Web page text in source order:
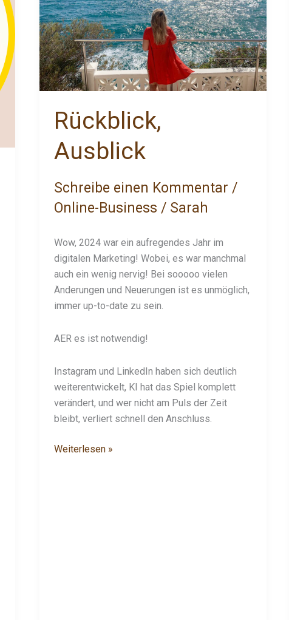
Rückblick,
Ausblick
Schreibe einen Kommentar /
Online-Business / Sarah
Wow, 2024 war ein aufregendes Jahr im
digitalen Marketing! Wobei, es war manchmal
auch ein wenig nervig! Bei sooooo vielen
Änderungen und Neuerungen ist es unmöglich,
immer up-to-date zu sein.
AER es ist notwendig!
Instagram und LinkedIn haben sich deutlich
weiterentwickelt, KI hat das Spiel komplett
verändert, und wer nicht am Puls der Zeit
bleibt, verliert schnell den Anschluss.
Weiterlesen »